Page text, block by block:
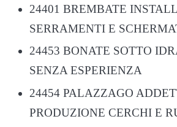
24401 BREMBATE
SERRAMENTI E
24453 BONATE SOTTO
SENZA ESPERIENZA
24454 PALAZZAGO
PRODUZIONE CERCHI E